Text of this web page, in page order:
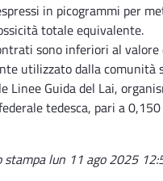
in picogrammi per
totale equivalente.
sono inferiori al
utilizzato dalla comunità
Linee Guida del Lai,
tedesca, pari a
stampa lun 11 ago 2025